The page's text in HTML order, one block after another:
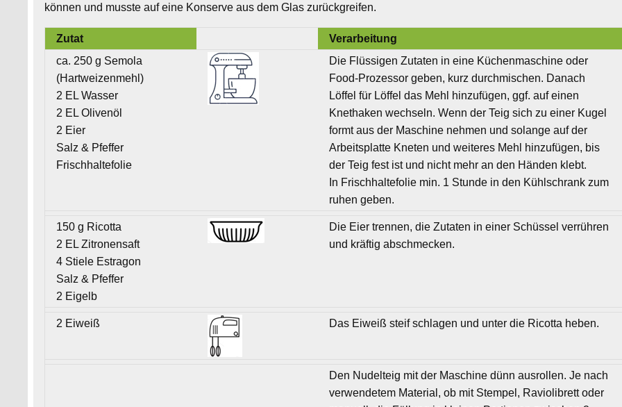
können und musste auf eine Konserve aus dem Glas zurückgreifen.
Zutat
Verarbeitung
ca. 250 g Semola
(Hartweizenmehl)
2 EL Wasser
2 EL Olivenöl
2 Eier
Salz & Pfeffer
Frischhaltefolie
Die Flüssigen Zutaten in eine Küchenmaschine oder
Food-Prozessor geben, kurz durchmischen. Danach
Löffel für Löffel das Mehl hinzufügen, ggf. auf einen
Knethaken wechseln. Wenn der Teig sich zu einer Kugel
formt aus der Maschine nehmen und solange auf der
Arbeitsplatte Kneten und weiteres Mehl hinzufügen, bis
der Teig fest ist und nicht mehr an den Händen klebt.
In Frischhaltefolie min. 1 Stunde in den Kühlschrank zum
ruhen geben.
150 g Ricotta
2 EL Zitronensaft
4 Stiele Estragon
Salz & Pfeffer
2 Eigelb
Die Eier trennen, die Zutaten in einer Schüssel verrühren
und kräftig abschmecken.
2 Eiweiß Das Eiweiß steif schlagen und unter die Ricotta heben.
Den Nudelteig mit der Maschine dünn ausrollen. Je nach
verwendetem Material, ob mit Stempel, Raviolibrett oder